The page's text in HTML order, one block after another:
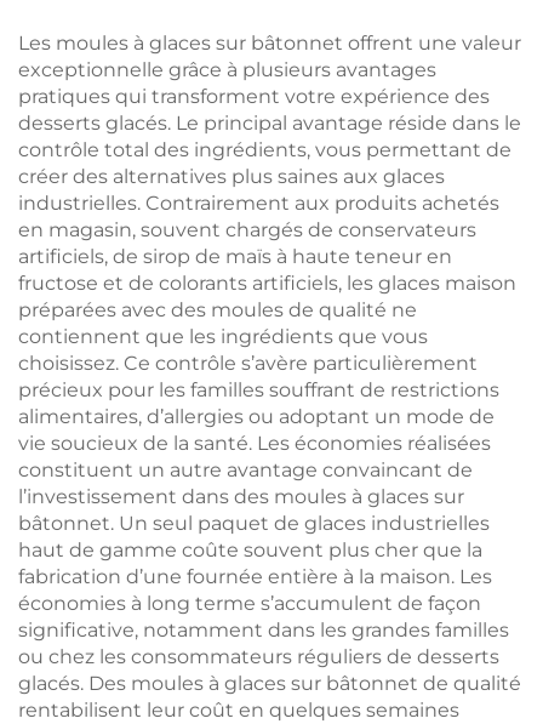
domestique
comprenant des
pinces, un couteau de
cuisine à manche en
bois, une spatule et
une fourchette
commerce
transfrontalier,
fourchettes pour
grillades en extérieur,
grils et outils de
barbecue
Les moules à glaces sur bâtonnet offrent une valeur
exceptionnelle grâce à plusieurs avantages
pratiques qui transforment votre expérience des
desserts glacés. Le principal avantage réside dans le
contrôle total des ingrédients, vous permettant de
créer des alternatives plus saines aux glaces
industrielles. Contrairement aux produits achetés
en magasin, souvent chargés de conservateurs
artificiels, de sirop de maïs à haute teneur en
fructose et de colorants artificiels, les glaces maison
préparées avec des moules de qualité ne
contiennent que les ingrédients que vous
choisissez. Ce contrôle s’avère particulièrement
précieux pour les familles souffrant de restrictions
alimentaires, d’allergies ou adoptant un mode de
vie soucieux de la santé. Les économies réalisées
constituent un autre avantage convaincant de
l’investissement dans des moules à glaces sur
bâtonnet. Un seul paquet de glaces industrielles
haut de gamme coûte souvent plus cher que la
fabrication d’une fournée entière à la maison. Les
économies à long terme s’accumulent de façon
significative, notamment dans les grandes familles
ou chez les consommateurs réguliers de desserts
glacés. Des moules à glaces sur bâtonnet de qualité
rentabilisent leur coût en quelques semaines